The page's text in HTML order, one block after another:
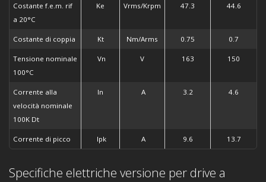
Costante f.e.m. rif
a 20°C
Ke Vrms/Krpm 47.3 44.6
Costante di coppia Kt Nm/Arms 0.75 0.7
Tensione nominale
100°C
Vn V 163 150
Corrente alla
velocità nominale
100K Dt
In A 3.2 4.6
Corrente di picco Ipk A 9.6 13.7
Specifiche elettriche versione per drive a